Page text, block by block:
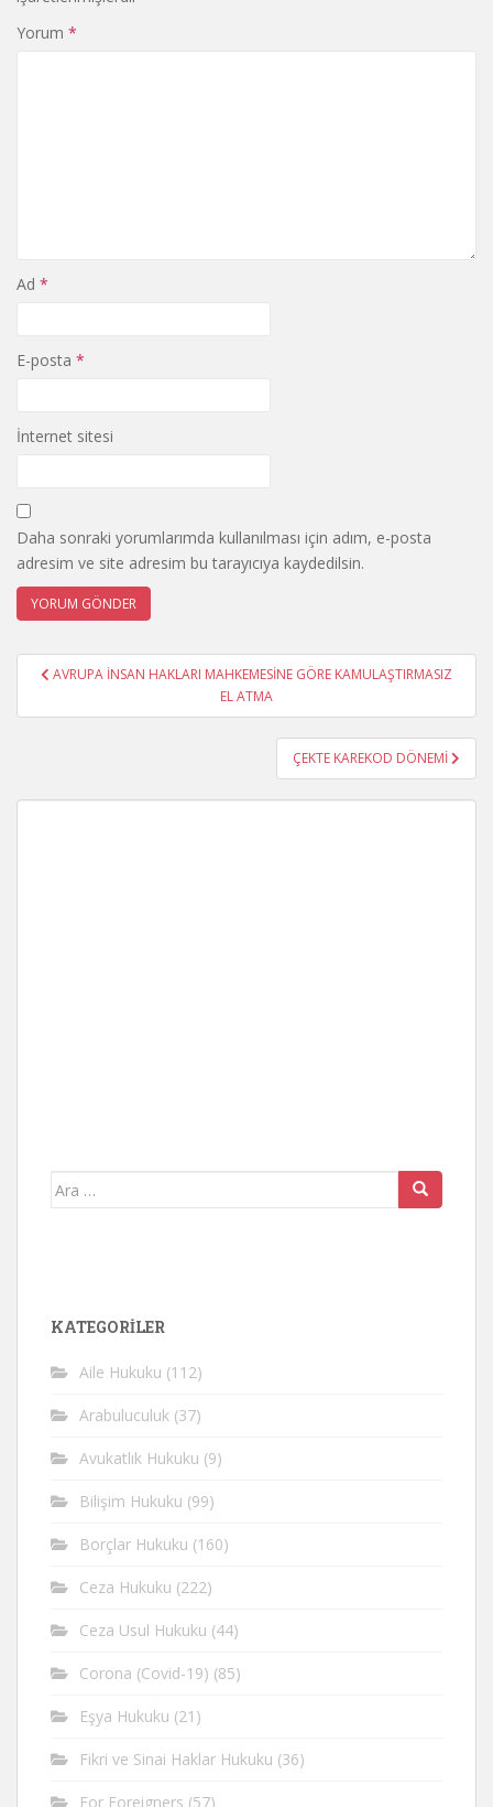
Yorum *
Ad *
E-posta *
İnternet sitesi
Daha sonraki yorumlarımda kullanılması için adım, e-posta
adresim ve site adresim bu tarayıcıya kaydedilsin.
YazıAVRUPA İNSAN HAKLARI MAHKEMESİNE GÖRE KAMULAŞTIRMASIZ
EL ATMA
ÇEKTE KAREKOD DÖNEMİ
Arama
KATEGORİLER
Aile Hukuku (112)
Arabuluculuk (37)
Avukatlık Hukuku (9)
Bilişim Hukuku (99)
Borçlar Hukuku (160)
Ceza Hukuku (222)
Ceza Usul Hukuku (44)
Corona (Covid-19) (85)
Eşya Hukuku (21)
Fikri ve Sinai Haklar Hukuku (36)
For Foreigners (57)